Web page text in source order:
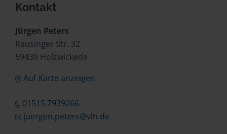
Kontakt
Jürgen Peters
Rausinger Str. 32
59439 Holzwickede
Auf Karte anzeigen
01515 7939266
juergen.peters@vlh.de